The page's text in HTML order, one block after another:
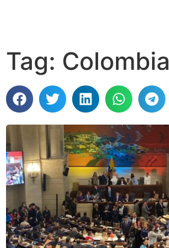
Tag: Colombia